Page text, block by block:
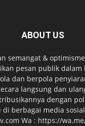
ABOUT US
semangat &
pesan publik
dan berpola
langsung dan
dengan
berbagai media
Wa : https://